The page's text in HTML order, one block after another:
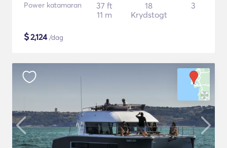
Power katamaran
37 ft
11 m
18
Krydstogt
3
$2,124/dag